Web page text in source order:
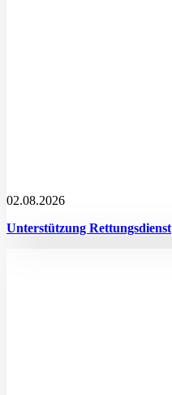
02.08.2026
Unterstützung Rettungsdienst